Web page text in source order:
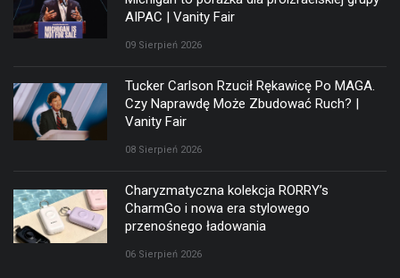
AIPAC | Vanity Fair
09 Sierpień 2026
Tucker Carlson Rzucił Rękawicę Po MAGA.
Czy Naprawdę Może Zbudować Ruch? |
Vanity Fair
08 Sierpień 2026
Charyzmatyczna kolekcja RORRY’s
CharmGo i nowa era stylowego
przenośnego ładowania
06 Sierpień 2026